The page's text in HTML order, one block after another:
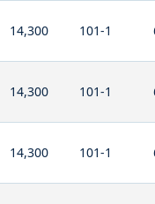
14,300 101-1
14,300 101-1
14,300 101-1